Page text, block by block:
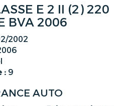
E 2 II (2) 220
BVA 2006
2002
: 9
AUTO